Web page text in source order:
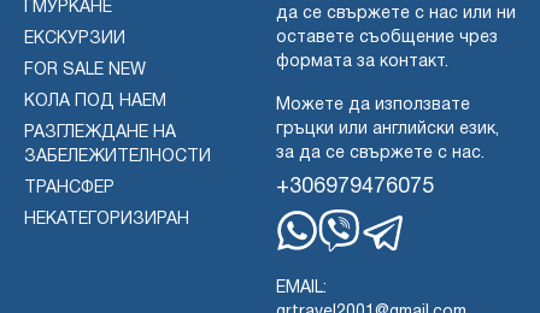
ГМУРКАНЕ
ЕКСКУРЗИИ
FOR SALE NEW
КОЛА ПОД НАЕМ
РАЗГЛЕЖДАНЕ НА
ЗАБЕЛЕЖИТЕЛНОСТИ
ТРАНСФЕР
НЕКАТЕГОРИЗИРАН
да се свържете с нас или ни
оставете съобщение чрез
формата за контакт.
Можете да използвате
гръцки или английски език,
за да се свържете с нас.
+306979476075
EMAIL: